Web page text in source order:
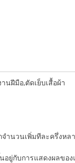
นฝีมือ,ตัดเย็บเสื้อผ้า
ำนวนเพิ่มทีละครึ่งห
ยู่กับการแสดงผลของ